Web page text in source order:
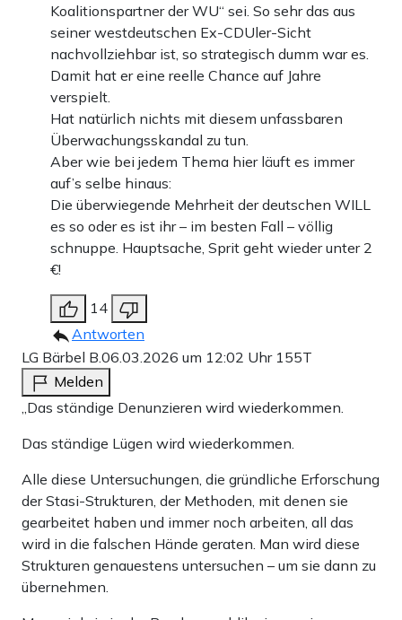
Koalitionspartner der WU“ sei. So sehr das aus
seiner westdeutschen Ex-CDUler-Sicht
nachvollziehbar ist, so strategisch dumm war es.
Damit hat er eine reelle Chance auf Jahre
verspielt.
Hat natürlich nichts mit diesem unfassbaren
Überwachungsskandal zu tun.
Aber wie bei jedem Thema hier läuft es immer
auf’s selbe hinaus:
Die überwiegende Mehrheit der deutschen WILL
es so oder es ist ihr – im besten Fall – völlig
schnuppe. Hauptsache, Sprit geht wieder unter 2
€!
14
Antworten
LG Bärbel B.06.03.2026 um 12:02 Uhr 155T
Melden
„Das ständige Denunzieren wird wiederkommen.
Das ständige Lügen wird wiederkommen.
Alle diese Untersuchungen, die gründliche Erforschung
der Stasi-Strukturen, der Methoden, mit denen sie
gearbeitet haben und immer noch arbeiten, all das
wird in die falschen Hände geraten. Man wird diese
Strukturen genauestens untersuchen – um sie dann zu
übernehmen.